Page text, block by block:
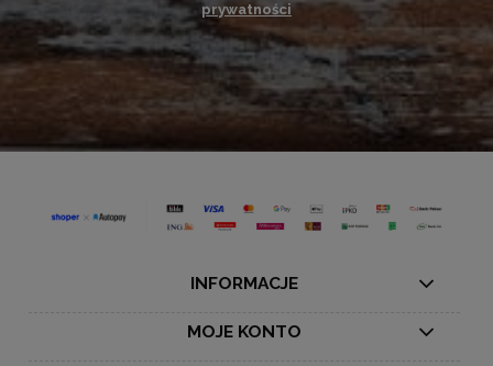
prywatności
INFORMACJE
MOJE KONTO